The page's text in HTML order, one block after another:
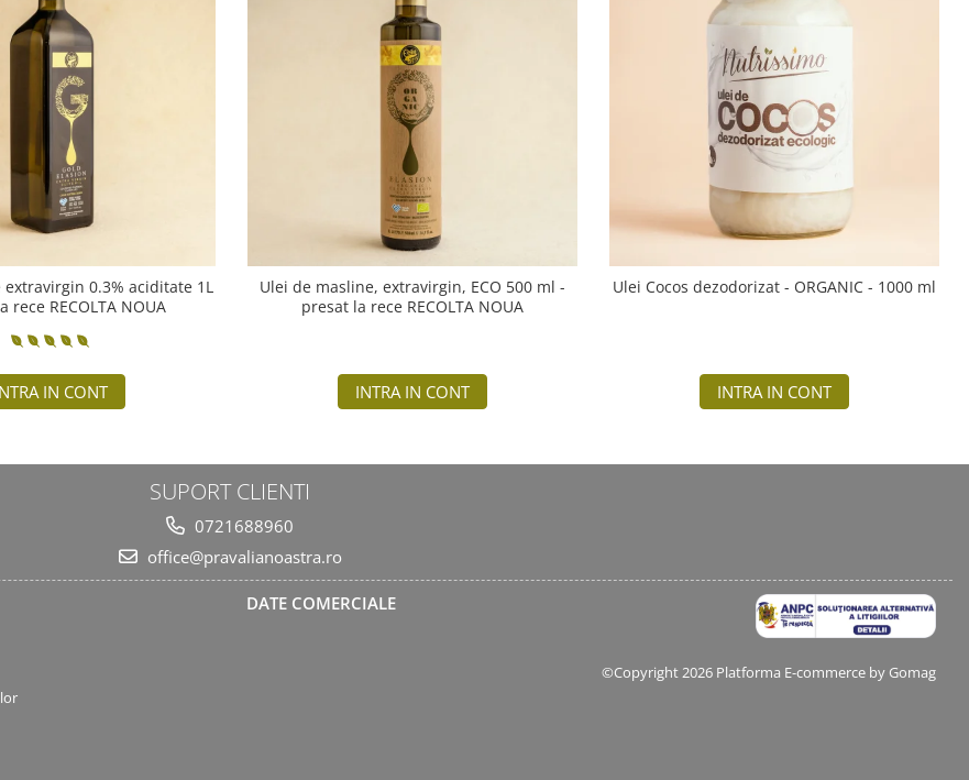
0.3% aciditate 1L
rece RECOLTA NOUA
IN CONT
Ulei de masline, extravirgin, ECO 500 ml -
presat la rece RECOLTA NOUA
INTRA IN CONT
Ulei Cocos dezodorizat - ORGANIC - 1000 ml
INTRA IN CONT
SUPORT CLIENTI
0721688960
office@pravalianoastra.ro
DATE COMERCIALE
©Copyright 2026 Platforma E-commerce by Gomag